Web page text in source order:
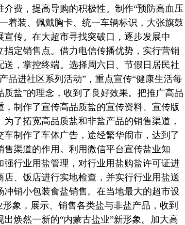
费，提高导购的积极性。制作“预防高血压
着装、佩戴胸卡、统一车辆标识，大张旗鼓
传。在大超市寻找突破口，逐步发展中
定销售点。借力电信传播优势，实行营销
，掌控终端。选择周六日、节假日居民社
品进社区系列活动”，重点宣传“健康生活每
盐”的理念，收到了良好效果。把推广高品
制作了宣传高品质盐的宣传资料、宣传版
了拓宽高品质盐和非盐产品的销售渠道，
制作了车体广告，途经繁华闹市，达到了
渠道的作用。利用微信平台宣传盐业知
行业用盐管理，对行业用盐购盐许可证进
、饭店进行实地检查，并实行行业用盐送
销小包装食盐销售。在当地最大的超市设
象，展示、销售各类盐与非盐产品，收到
焕然一新的“内蒙古盐业”新形象。加大高